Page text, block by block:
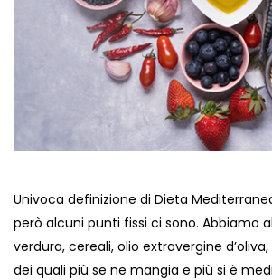
Univoca definizione di Dieta
però alcuni punti fissi ci sono. Abbiamo
verdura, cereali, olio extravergine
dei quali più se ne mangia e più si è